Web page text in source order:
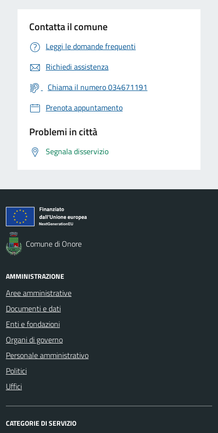
Contatta il comune
Leggi le domande frequenti
Richiedi assistenza
Chiama il numero 034671191
Prenota appuntamento
Problemi in città
Segnala disservizio
Comune di Onore
AMMINISTRAZIONE
Aree amministrative
Documenti e dati
Enti e fondazioni
Organi di governo
Personale amministrativo
Politici
Uffici
CATEGORIE DI SERVIZIO